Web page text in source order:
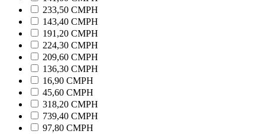
233,50 CMPH
143,40 CMPH
191,20 CMPH
224,30 CMPH
209,60 CMPH
136,30 CMPH
16,90 CMPH
45,60 CMPH
318,20 CMPH
739,40 CMPH
97,80 CMPH